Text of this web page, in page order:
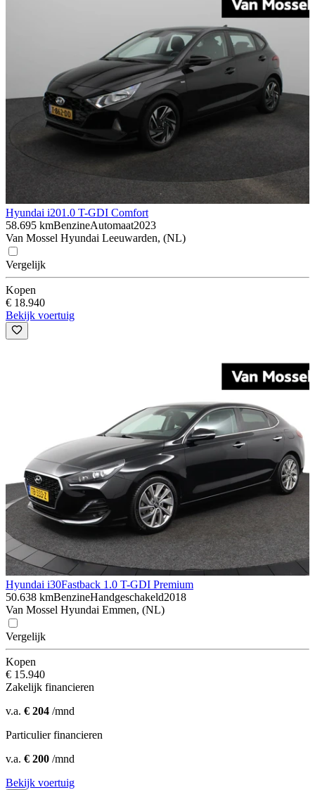
Hyundai i201.0 T-GDI Comfort
58.695 kmBenzineAutomaat2023
Van Mossel Hyundai Leeuwarden, (NL)
Vergelijk
Kopen
€ 18.940
Bekijk voertuig
Hyundai i30Fastback 1.0 T-GDI Premium
50.638 kmBenzineHandgeschakeld2018
Van Mossel Hyundai Emmen, (NL)
Vergelijk
Kopen
€ 15.940
Zakelijk financieren
v.a. € 204 /mnd
Particulier financieren
v.a. € 200 /mnd
Bekijk voertuig